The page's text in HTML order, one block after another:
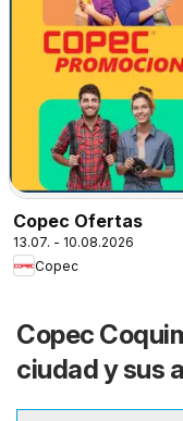
Copec Ofertas
13.07. - 10.08.2026
Copec
Copec
ciudad y sus